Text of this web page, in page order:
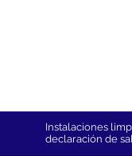
Instalaciones
declaración de